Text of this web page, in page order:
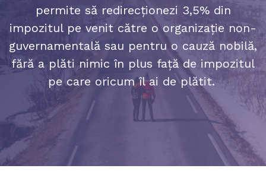
permite să redirecționezi 3,5% din
impozitul pe venit către o organizație non-
guvernamentală sau pentru o cauză nobilă,
fără a plăti nimic în plus față de impozitul
pe care oricum îl ai de plătit.